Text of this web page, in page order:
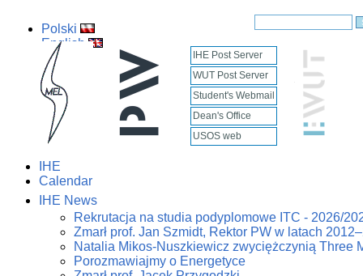
Polski
English
IHE Post Server
WUT Post Server
Student's Webmail
Dean's Office
USOS web
IHE
Calendar
IHE News
Rekrutacja na studia podyplomowe ITC - 2026/
Zmarł prof. Jan Szmidt, Rektor PW w latach
Natalia Mikos-Nuszkiewicz zwyciężczynią Three
Porozmawiajmy o Energetyce